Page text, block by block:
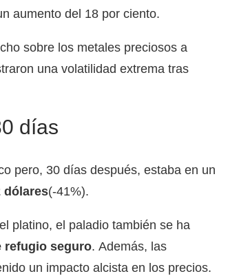
aumento del 18 por ciento.
sobre los metales preciosos a
una volatilidad extrema tras
días
pero, 30 días después, estaba en un
dólares(-41%).
platino, el paladio también se ha
refugio seguro. Además, las
un impacto alcista en los precios.